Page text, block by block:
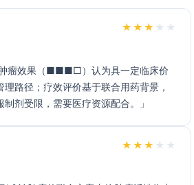
★ ★ ★ ★ ★
路径；疗效评价基于联合用药背景，
剂受限，需要医疗资源配合。」
★ ★ ★ ★ ★